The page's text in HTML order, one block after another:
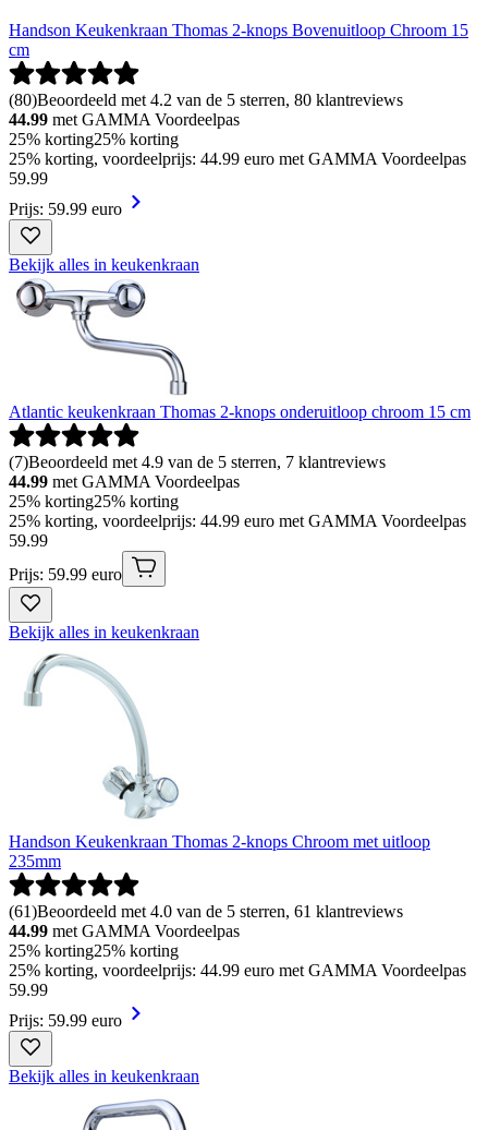
Handson Keukenkraan Thomas 2-knops Bovenuitloop Chroom 15
cm
(80)Beoordeeld met 4.2 van de 5 sterren, 80 klantreviews
44.99 met GAMMA Voordeelpas
25% korting25% korting
25% korting, voordeelprijs: 44.99 euro met GAMMA Voordeelpas
59.99
Prijs: 59.99 euro
Bekijk alles in keukenkraan
Atlantic keukenkraan Thomas 2-knops onderuitloop chroom 15 cm
(7)Beoordeeld met 4.9 van de 5 sterren, 7 klantreviews
44.99 met GAMMA Voordeelpas
25% korting25% korting
25% korting, voordeelprijs: 44.99 euro met GAMMA Voordeelpas
59.99
Prijs: 59.99 euro
Bekijk alles in keukenkraan
Handson Keukenkraan Thomas 2-knops Chroom met uitloop
235mm
(61)Beoordeeld met 4.0 van de 5 sterren, 61 klantreviews
44.99 met GAMMA Voordeelpas
25% korting25% korting
25% korting, voordeelprijs: 44.99 euro met GAMMA Voordeelpas
59.99
Prijs: 59.99 euro
Bekijk alles in keukenkraan